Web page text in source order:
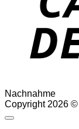
Nachnahme
Copyright 2026 ©